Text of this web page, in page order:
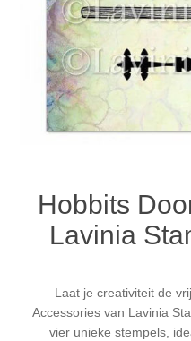
Stompkaarsen
Magic
Personen
Steampunk
60 bij 40 cm
Alcohol ink
Embossing
Foto's
Inkt
Inkleuren
Gummiapan
Lavinia Stamps
CraftEmotions
Distress
Ranger
Staedtler
Inspiratie
Art Journal 2025
Kaarten 2025
Art Journal 2024
kaarten 2022
Hobbits
Lavinia
Laat je creativiteit de
Accessories van Lavinia
vier unieke stempels,